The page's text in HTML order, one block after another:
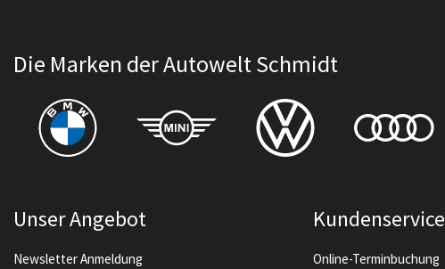
Die Marken der Autowelt Schmidt
Unser Angebot
Newsletter Anmeldung
Kundenservice
Online-Terminbuchung